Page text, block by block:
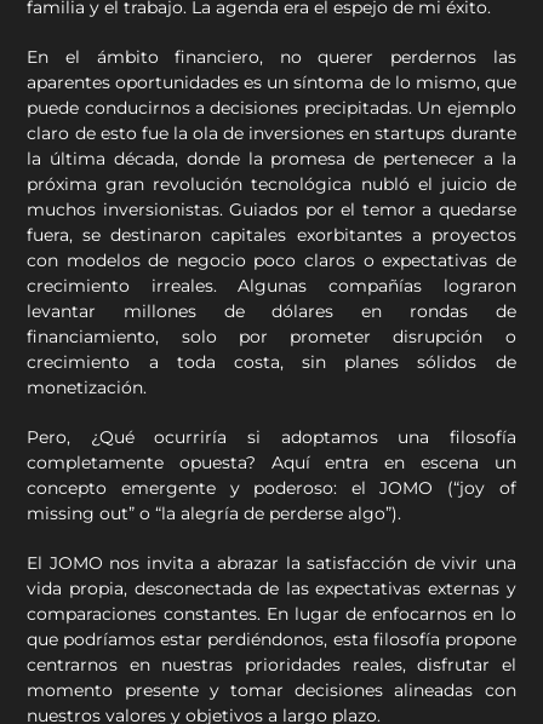
familia y el trabajo. La agenda era el espejo de mi éxito.
En el ámbito financiero, no querer perdernos las
aparentes oportunidades es un síntoma de lo mismo, que
puede conducirnos a decisiones precipitadas. Un ejemplo
claro de esto fue la ola de inversiones en startups durante
la última década, donde la promesa de pertenecer a la
próxima gran revolución tecnológica nubló el juicio de
muchos inversionistas. Guiados por el temor a quedarse
fuera, se destinaron capitales exorbitantes a proyectos
con modelos de negocio poco claros o expectativas de
crecimiento irreales. Algunas compañías lograron
levantar millones de dólares en rondas de
financiamiento, solo por prometer disrupción o
crecimiento a toda costa, sin planes sólidos de
monetización.
Pero, ¿Qué ocurriría si adoptamos una filosofía
completamente opuesta? Aquí entra en escena un
concepto emergente y poderoso: el JOMO (“joy of
missing out” o “la alegría de perderse algo”).
El JOMO nos invita a abrazar la satisfacción de vivir una
vida propia, desconectada de las expectativas externas y
comparaciones constantes. En lugar de enfocarnos en lo
que podríamos estar perdiéndonos, esta filosofía propone
centrarnos en nuestras prioridades reales, disfrutar el
momento presente y tomar decisiones alineadas con
nuestros valores y objetivos a largo plazo.